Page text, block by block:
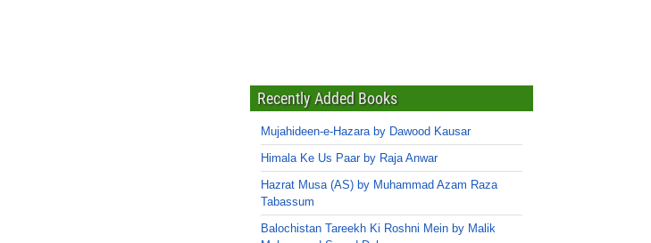
Recently Added Books
Mujahideen-e-Hazara by Dawood Kausar
Himala Ke Us Paar by Raja Anwar
Hazrat Musa (AS) by Muhammad Azam Raza
Tabassum
Balochistan Tareekh Ki Roshni Mein by Malik